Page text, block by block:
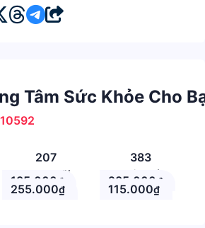
Tâm Sức Khỏe Cho
207
Theo Dõi
383
Nhận xét
135.000 ₫ 285.000 ₫
255.000₫ 115.000₫